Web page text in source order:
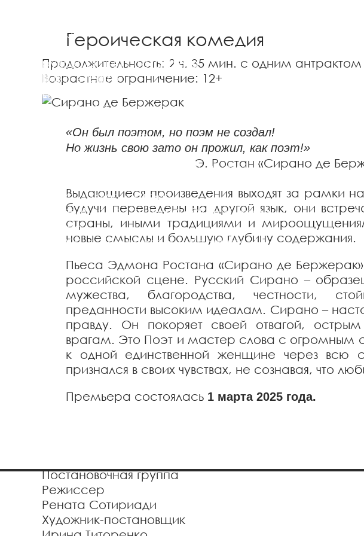
История театраДостиженияТехнические
Лица
Труппа театраАдминистрацияХудожественно-
руководящий состав Цеха
Визит в театр
Правила посещения театра
заловЛьготыАкцииДоступная среда
События театраСМИ о нас
Контакты
Обратная связь
ВТ-ВС с 12:00 до 19:00
+7 (384) 236 53 75 teatr34@kemdrama.ru
Адрес
650099, г. Кемерово, ул. Весенняя, 11
Героическая комедия
Продолжительность: 2 ч. 35 мин. с одним антрактом
Возрастное ограничение: 12+
«Он был поэтом, но поэм не создал!
Но жизнь свою зато он прожил, как поэт!»
Э. Ростан «Сирано де
Выдающиеся произведения выходят за рамки
будучи переведены на другой язык, они
страны, иными традициями и
новые смыслы и большую глубину содержания.
Пьеса Эдмона Ростана «Сирано де Бержерак»
российской сцене. Русский Сирано –
мужества, благородства, честности,
преданности высоким идеалам. Сирано –
правду. Он покоряет своей отвагой,
врагам. Это Поэт и мастер слова с огромным
к одной единственной женщине через всю
признался в своих чувствах, не сознавая, что
Премьера состоялась 1 марта 2025 года.
Постановочная группа
Режиссер
Рената Сотириади
Художник-постановщик